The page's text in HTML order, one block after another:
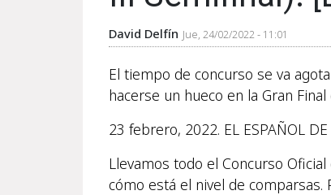
David Delfín Jue, 24/02/2022 - 11:01
El tiempo de concurso se va
hacerse un hueco en la Gran
23 febrero, 2022. EL ESPAÑOL
Llevamos todo el Concurso
cómo está el nivel de